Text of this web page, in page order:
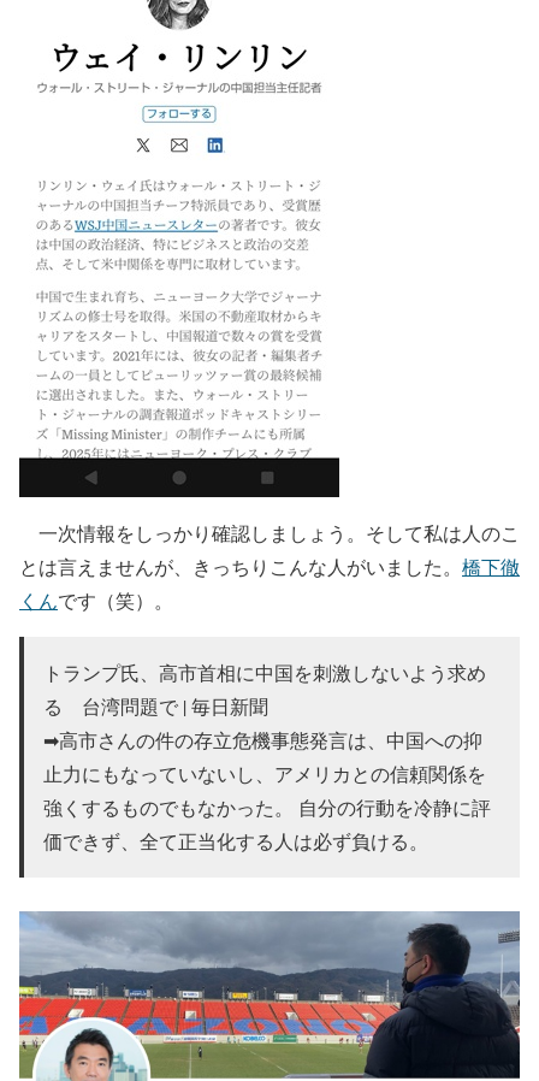
一次情報をしっかり確認しましょう。そして私は人のこ
とは言えませんが、きっちりこんな人がいました。 橋下徹
くんです（笑）。
トランプ氏、高市首相に中国を刺激しないよう求め
る 台湾問題で | 毎日新聞
➡︎高市さんの件の存立危機事態発言は、中国への抑
止力にもなっていないし、アメリカとの信頼関係を
強くするものでもなかった。 自分の行動を冷静に評
価できず、全て正当化する人は必ず負ける。